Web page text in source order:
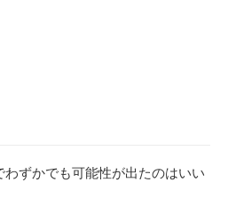
わずかでも可能性が出たのはいい